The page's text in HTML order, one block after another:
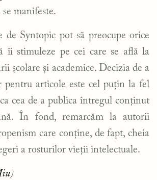
manifeste.
de Syntopic pot să preocupe orice
îi stimuleze pe cei care se află la
școlare și academice. Decizia de a
pentru articole este cel puțin la fel
cea de a publica întregul conținut
În fond, remarcăm la autorii
care conține, de fapt, cheia
a rosturilor vieții intelectuale.
)